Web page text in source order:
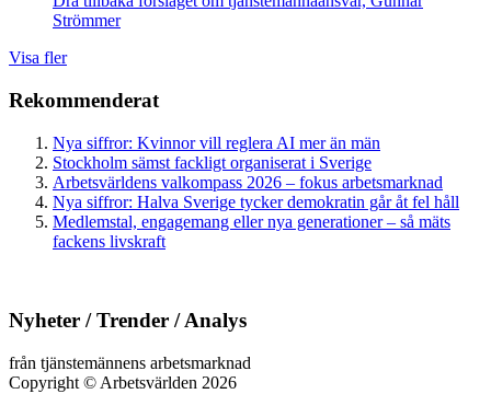
Strömmer
Visa fler
Rekommenderat
Nya siffror: Kvinnor vill reglera AI mer än män
Stockholm sämst fackligt organiserat i Sverige
Arbetsvärldens valkompass 2026 – fokus arbetsmarknad
Nya siffror: Halva Sverige tycker demokratin går åt fel håll
Medlemstal, engagemang eller nya generationer – så mäts
fackens livskraft
Nyheter / Trender / Analys
från tjänstemännens arbetsmarknad
Copyright © Arbetsvärlden 2026